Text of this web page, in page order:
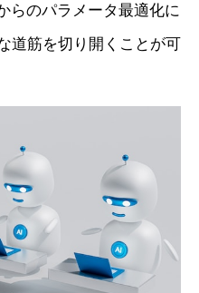
らのパラメータ最適化に
道筋を切り開くことが可